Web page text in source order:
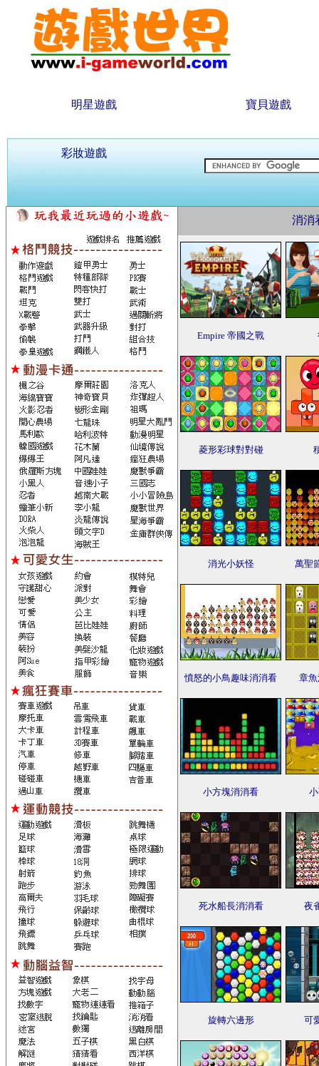
明星遊戲 寶貝遊戲
彩妝遊戲
消消
Empire 帝國之戰
菱形彩球對對碰
消光小妖怪 萬聖
憤怒的小鳥趣味消消看 章
小方塊消消看
死水船長消消看 夜
旋轉六邊形 可